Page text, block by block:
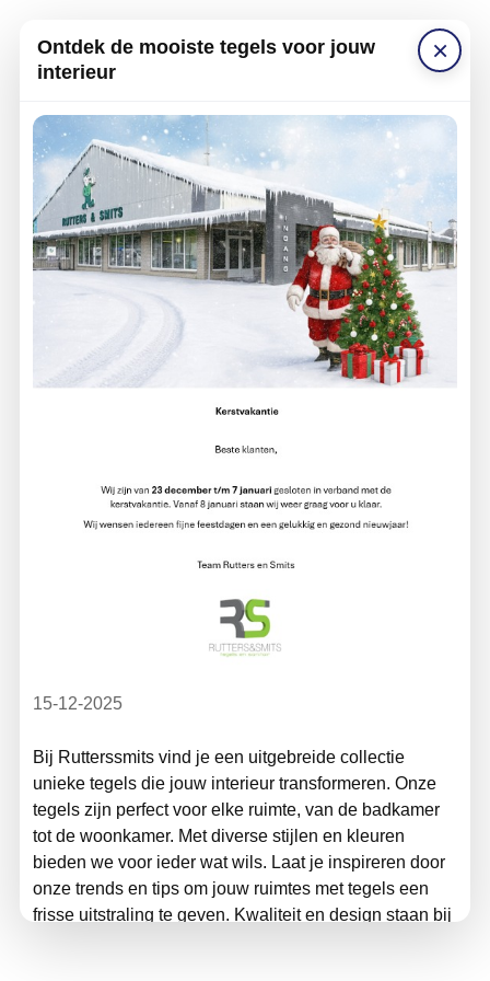
×
Ontdek de mooiste tegels voor jouw
interieur
15-12-2025
Bij Rutterssmits vind je een uitgebreide collectie
unieke tegels die jouw interieur transformeren. Onze
tegels zijn perfect voor elke ruimte, van de badkamer
tot de woonkamer. Met diverse stijlen en kleuren
bieden we voor ieder wat wils. Laat je inspireren door
onze trends en tips om jouw ruimtes met tegels een
frisse uitstraling te geven. Kwaliteit en design staan bij